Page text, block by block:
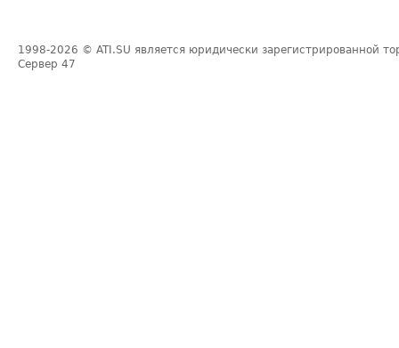
1998-2026 © ATI.SU является юридически зарегистрированной
Сервер 47